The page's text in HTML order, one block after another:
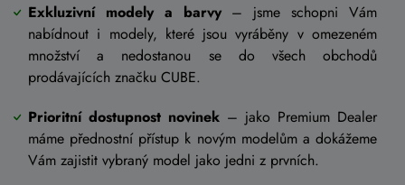
Exkluzivní modely a barvy– jsme schopni Vám
nabídnout i modely, které jsou vyráběny v omezeném
množství a nedostanou se do všech obchodů
prodávajících značku CUBE.
Prioritní dostupnost novinek – jako Premium Dealer
máme přednostní přístup k novým modelům a dokážeme
Vám zajistit vybraný model jako jedni z prvních.